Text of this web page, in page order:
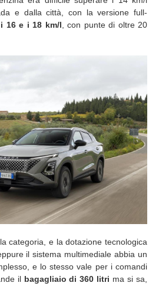
e dalla città, con la versione full-
16 e i 18 km/l, con punte di oltre 20
categoria, e la dotazione tecnologica
il sistema multimediale abbia un
e lo stesso vale per i comandi
il bagagliaio di 360 litri ma si sa,